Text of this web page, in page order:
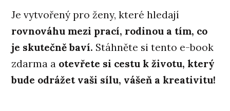
Je vytvořený pro ženy, které hledají
rovnováhu mezi prací, rodinou a tím, co
je skutečně baví. Stáhněte si tento e-book
zdarma a otevřete si cestu k životu, který
bude odrážet vaši sílu, vášeň a kreativitu!